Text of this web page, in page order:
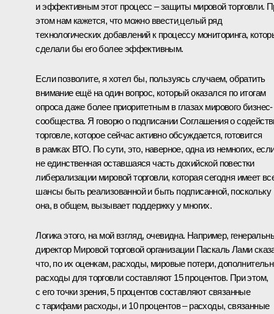
и эффективным этот процесс – защиты мировой торговли.
этом нам кажется, что можно ввести целый ряд
технологических добавлений к процессу мониторинга,
сделали бы его более эффективным.
Если позволите, я хотел бы, пользуясь случаем, обратить
внимание ещё на один вопрос, который оказался по итогам
опроса даже более приоритетным в глазах мирового бизнес-
сообщества. Я говорю о подписании Соглашения о
торговле, которое сейчас активно обсуждается, готовится
в рамках ВТО. По сути, это, наверное, одна из немногих,
не единственная оставшаяся часть дохийской повестки
либерализации мировой торговли, которая сегодня имеет
шансы быть реализованной и быть подписанной, поскольку
она, в общем, вызывает поддержку у многих.
Логика этого, на мой взгляд, очевидна. Например,
директор Мировой торговой организации Паскаль Лами
что, по их оценкам, расходы, мировые потери,
расходы для торговли составляют 15 процентов. При этом,
с его точки зрения, 5 процентов составляют связанные
с тарифами расходы, и 10 процентов – расходы, связанные